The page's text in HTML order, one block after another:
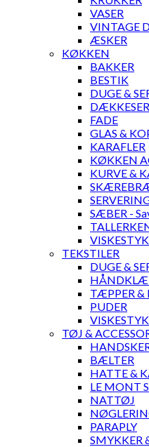
VASER
VINTAGE
ÆSKER
KØKKEN
BAKKER
BESTIK
DUGE &
FADE
GLAS &
KARAFLER
KØKKEN
KURVE &
SÆBER -
TEKSTILER
DUGE &
TÆPPER &
PUDER
TØJ &
BÆLTER
HATTE &
LE MONT
NATTØJ
PARAPLY
SMYKKER